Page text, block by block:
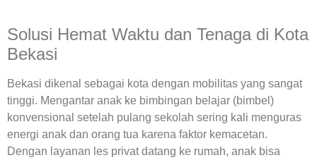
Solusi Hemat Waktu dan Tenaga di Kota
Bekasi
Bekasi dikenal sebagai kota dengan mobilitas yang sangat
tinggi. Mengantar anak ke bimbingan belajar (bimbel)
konvensional setelah pulang sekolah sering kali menguras
energi anak dan orang tua karena faktor kemacetan.
Dengan layanan les privat datang ke rumah, anak bisa